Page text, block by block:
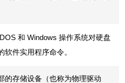
和 Windows 操作系统对硬盘
软件实用程序命令。
的存储设备（也称为物理驱动